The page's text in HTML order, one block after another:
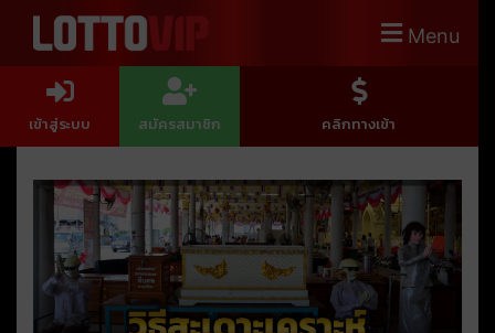
Menu
เข้าสู่ระบบ สมัครสมาชิก คลิกทางเข้า